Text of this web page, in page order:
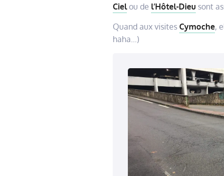
Cielou de l’Hôtel-Dieu sont
Quand aux visites Cymoche,
haha…)